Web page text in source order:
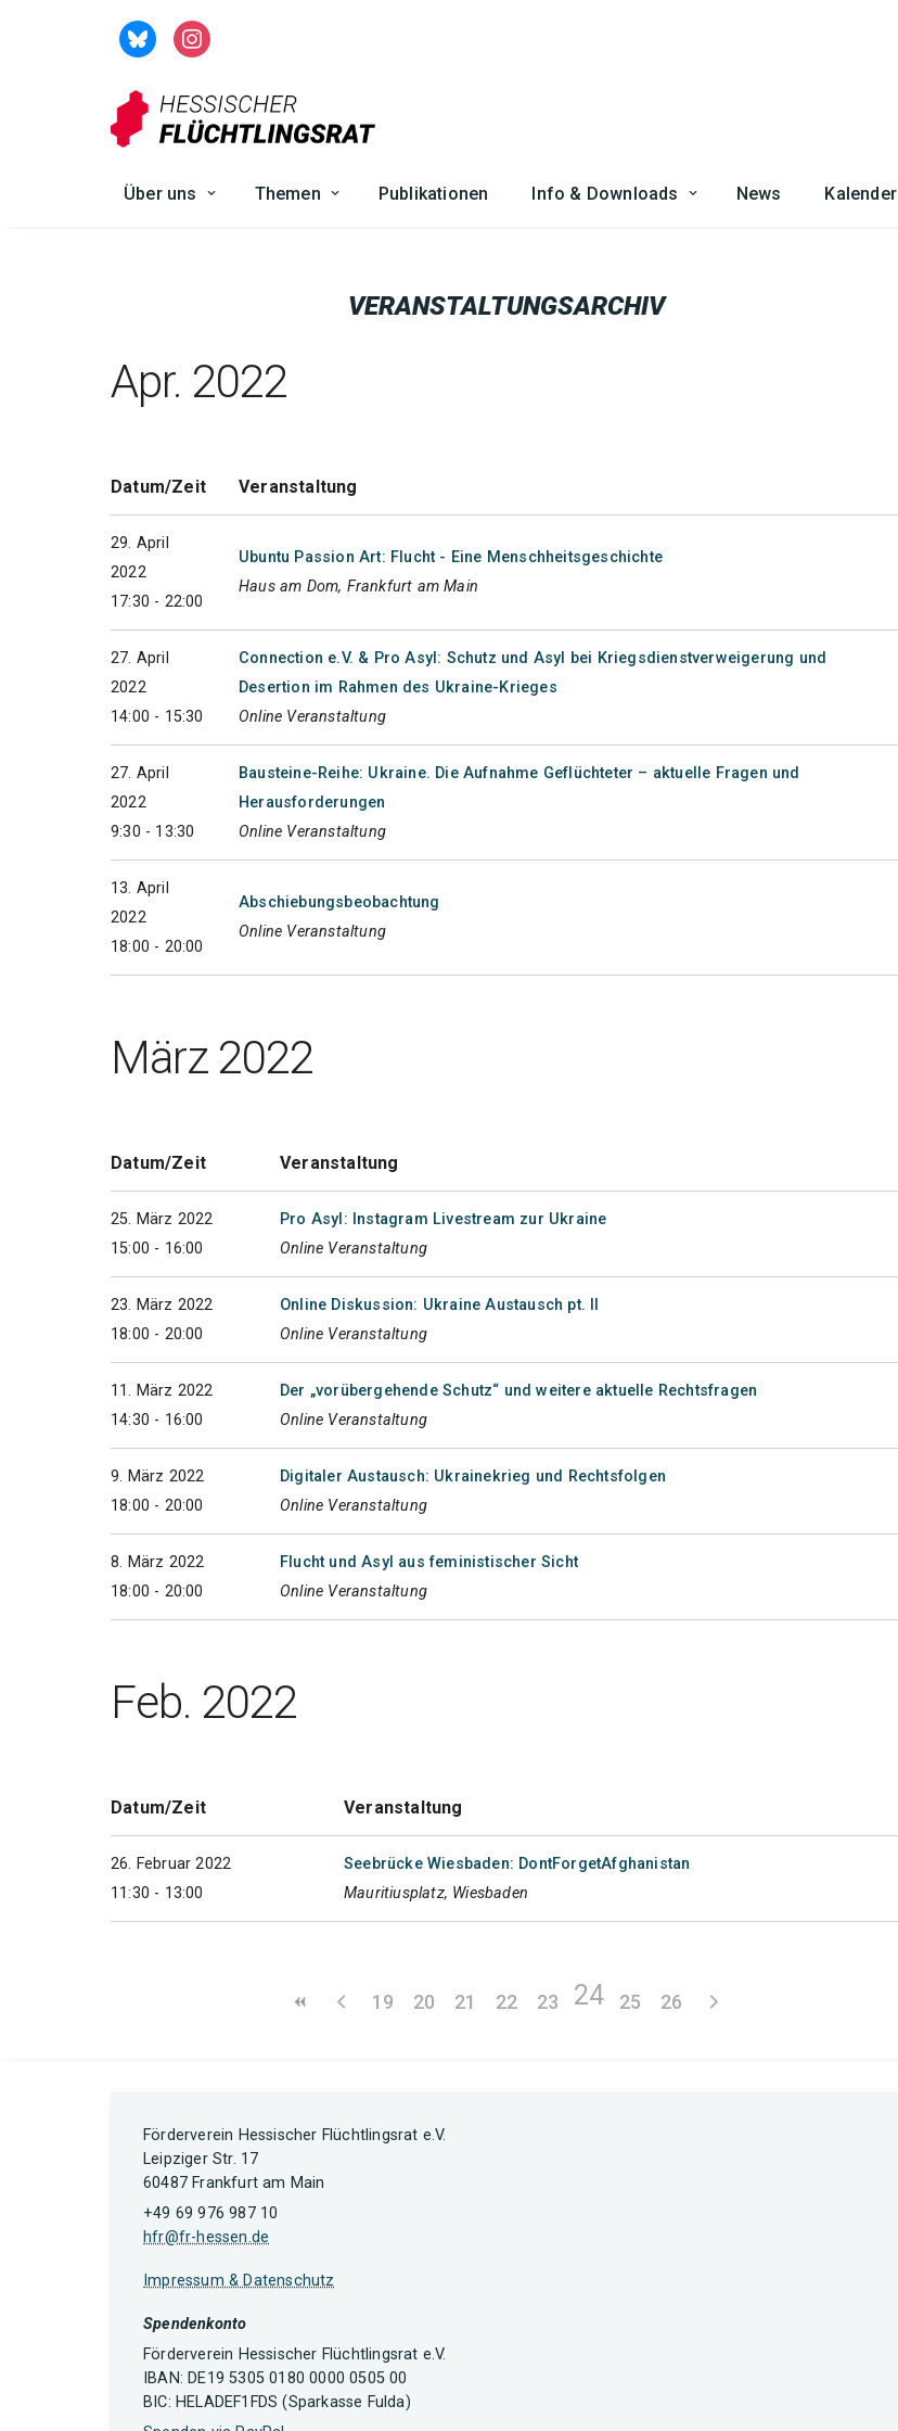
Über uns Themen Publikationen Info & Downloads News Kalender
VERANSTALTUNGSARCHIV
Apr. 2022
Datum/Zeit Veranstaltung
29. April
2022
17:30 - 22:00
Ubuntu Passion Art: Flucht - Eine Menschheitsgeschichte
Haus am Dom, Frankfurt am Main
27. April
2022
14:00 - 15:30
Connection e.V. & Pro Asyl: Schutz und Asyl bei Kriegsdienstverweigerung und
Desertion im Rahmen des Ukraine-Krieges
Online Veranstaltung
27. April
2022
9:30 - 13:30
Bausteine-Reihe: Ukraine. Die Aufnahme Geflüchteter – aktuelle Fragen und
Herausforderungen
Online Veranstaltung
13. April
2022
18:00 - 20:00
Abschiebungsbeobachtung
Online Veranstaltung
März 2022
Datum/Zeit Veranstaltung
25. März 2022
15:00 - 16:00
Pro Asyl: Instagram Livestream zur Ukraine
Online Veranstaltung
23. März 2022
18:00 - 20:00
Online Diskussion: Ukraine Austausch pt. II
Online Veranstaltung
11. März 2022
14:30 - 16:00
Der „vorübergehende Schutz“ und weitere aktuelle Rechtsfragen
Online Veranstaltung
9. März 2022
18:00 - 20:00
Digitaler Austausch: Ukrainekrieg und Rechtsfolgen
Online Veranstaltung
8. März 2022
18:00 - 20:00
Flucht und Asyl aus feministischer Sicht
Online Veranstaltung
Feb. 2022
Datum/Zeit Veranstaltung
26. Februar 2022
11:30 - 13:00
Seebrücke Wiesbaden: DontForgetAfghanistan
Mauritiusplatz, Wiesbaden
19 20 21 22 23 24 25 26
Förderverein Hessischer Flüchtlingsrat e.V.
Leipziger Str. 17
60487 Frankfurt am Main
+49 69 976 987 10
hfr@fr-hessen.de
Impressum & Datenschutz
Spendenkonto
Förderverein Hessischer Flüchtlingsrat e.V.
IBAN: DE19 5305 0180 0000 0505 00
BIC: HELADEF1FDS (Sparkasse Fulda)